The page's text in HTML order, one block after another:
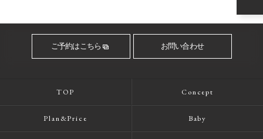
ご予約はこちら お問い合わせ
TOP Concept
Plan&Price Baby